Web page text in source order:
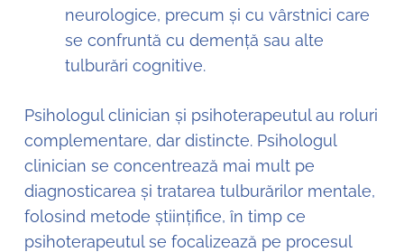
neurologice, precum și cu vârstnici care
se confruntă cu demență sau alte
tulburări cognitive.
Psihologul clinician și psihoterapeutul au roluri
complementare, dar distincte. Psihologul
clinician se concentrează mai mult pe
diagnosticarea și tratarea tulburărilor mentale,
folosind metode științifice, în timp ce
psihoterapeutul se focalizează pe procesul